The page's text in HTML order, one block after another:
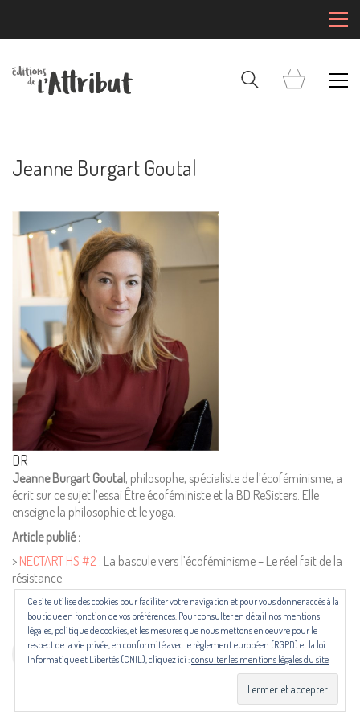
Jeanne Burgart Goutal
DR
Jeanne Burgart Goutal, philosophe, spécialiste de l’écoféminisme, a
écrit sur ce sujet l’essai Être écoféministe et la BD ReSisters. Elle
enseigne la philosophie et le yoga.
Article publié :
> NECTART HS #2 : La bascule vers l’écoféminisme – Le réel fait de la
résistance.
Mentions Légales
Pour consulter nos CGV,
mentions légales,
politique de cookies :
cliquez ici
Pour nous contacter ou s'inscrire à l'infolettre mensuelle
diffusion@editions-attribut.fr
Régie publicitaire
Les revues NECTART, DARD/DARD et PANARD bénéficient d’une aide
du Centre national du livre (CNL) puis de la Région Occitanie, de la
Drac Occitanie et du Centre national du livre (CNL), dans le cadre du
contrat de filière mis en place par Occitanie Livre & Lecture.
© Copyright 2024. Tous droits réservés
Ce site utilise des cookies pour faciliter votre navigation et pour vous donner accès à la
boutique en fonction de vos préférences. Pour consulter en détail nos mentions
légales, politique de cookies, et les mesures que nous mettons en oeuvre pour le
respect de la vie privée, en conformité avec le règlement européen (RGPD) et la loi
Informatique et Libertés (CNIL), cliquez ici :consulter les mentions légales du site